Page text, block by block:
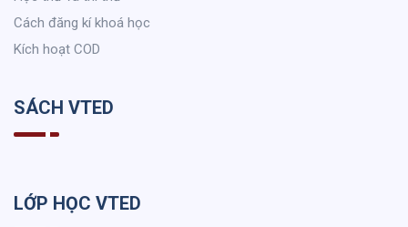
Cách đăng kí khoá học
Kích hoạt COD
SÁCH VTED
LỚP HỌC VTED